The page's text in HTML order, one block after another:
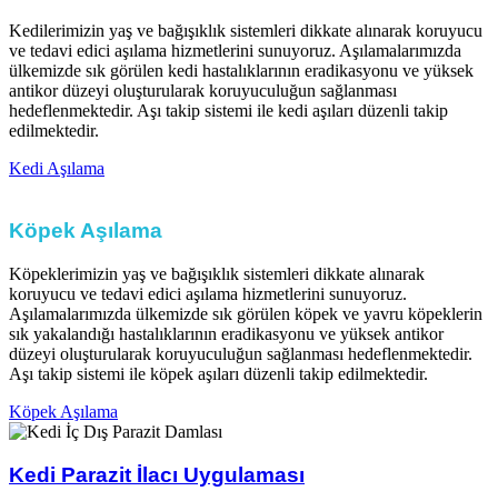
Kedilerimizin yaş ve bağışıklık sistemleri dikkate alınarak koruyucu
ve tedavi edici aşılama hizmetlerini sunuyoruz. Aşılamalarımızda
ülkemizde sık görülen kedi hastalıklarının eradikasyonu ve yüksek
antikor düzeyi oluşturularak koruyuculuğun sağlanması
hedeflenmektedir. Aşı takip sistemi ile kedi aşıları düzenli takip
edilmektedir.​
Kedi Aşılama
Köpek Aşılama​
Köpeklerimizin yaş ve bağışıklık sistemleri dikkate alınarak
koruyucu ve tedavi edici aşılama hizmetlerini sunuyoruz.
Aşılamalarımızda ülkemizde sık görülen köpek ve yavru köpeklerin
sık yakalandığı hastalıklarının eradikasyonu ve yüksek antikor
düzeyi oluşturularak koruyuculuğun sağlanması hedeflenmektedir.
Aşı takip sistemi ile köpek aşıları düzenli takip edilmektedir.​
Köpek Aşılama
Kedi Parazit İlacı Uygulaması​